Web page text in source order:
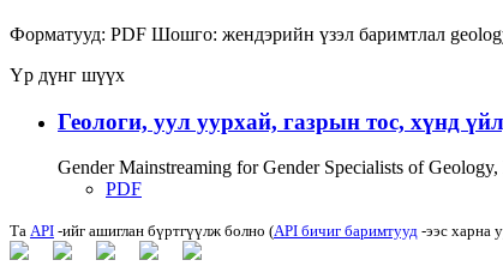
Форматууд: PDF Шошго: жендэрийн үзэл баримтлал
Үр дүнг шүүх
Геологи, уул уурхай, газрын тос, хүнд
Gender Mainstreaming for Gender Specialists of
PDF
Та API -ийг ашиглан бүртгүүлж болно (API бичиг баримтууд -ээс харна